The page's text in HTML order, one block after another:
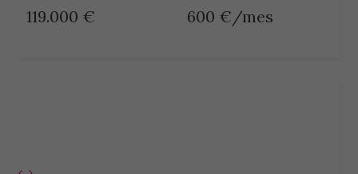
119.000 € 600 €/mes